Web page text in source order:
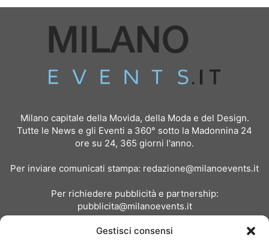
Gestisci consensi
Milano capitale della Movida, della Moda e del Design.
Tutte le News e gli Eventi a 360° sotto la Madonnina 24
ore su 24, 365 giorni l'anno.
Per inviare comunicati stampa: redazione@milanoevents.it
Per richiedere pubblicità e partnership:
pubblicita@milanoevents.it